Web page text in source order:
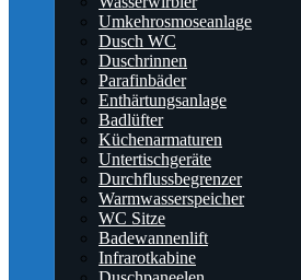
Umkehrosmoseanlage
Dusch WC
Duschrinnen
Parafinbäder
Enthärtungsanlage
Badlüfter
Küchenarmaturen
Untertischgeräte
Durchflussbegrenzer
Warmwasserspeicher
WC Sitze
Badewannenlift
Infrarotkabine